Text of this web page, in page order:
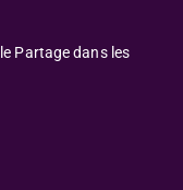
Partage dans les